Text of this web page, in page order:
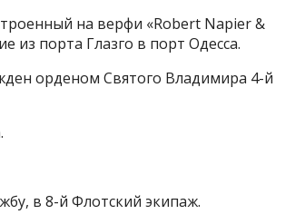
на верфи «Robert Napier &
из порта Глазго в порт Одесса.
орденом Святого Владимира 4-й
в 8-й Флотский экипаж.